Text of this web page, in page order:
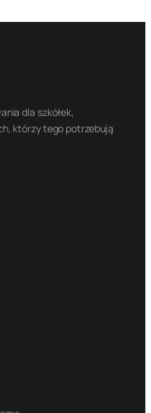
dla szkółek,
którzy tego potrzebują